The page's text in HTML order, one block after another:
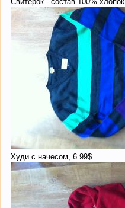
Худи с начесом, 6.99$